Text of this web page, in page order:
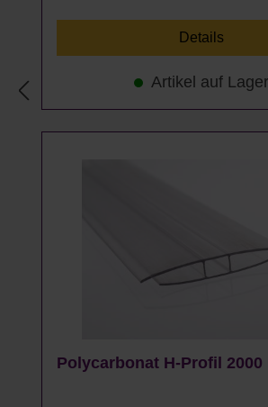
Details
Artikel auf Lager
Polycarbonat H-Profil 2000